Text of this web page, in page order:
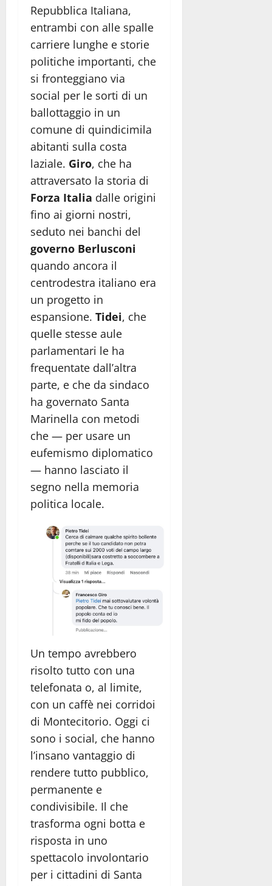
Repubblica Italiana,
entrambi con alle spalle
carriere lunghe e storie
politiche importanti, che
si fronteggiano via
social per le sorti di un
ballottaggio in un
comune di quindicimila
abitanti sulla costa
laziale. Giro, che ha
attraversato la storia di
Forza Italia dalle origini
fino ai giorni nostri,
seduto nei banchi del
governo Berlusconi
quando ancora il
centrodestra italiano era
un progetto in
espansione. Tidei, che
quelle stesse aule
parlamentari le ha
frequentate dall’altra
parte, e che da sindaco
ha governato Santa
Marinella con metodi
che — per usare un
eufemismo diplomatico
— hanno lasciato il
segno nella memoria
politica locale.
Un tempo avrebbero
risolto tutto con una
telefonata o, al limite,
con un caffè nei corridoi
di Montecitorio. Oggi ci
sono i social, che hanno
l’insano vantaggio di
rendere tutto pubblico,
permanente e
condivisibile. Il che
trasforma ogni botta e
risposta in uno
spettacolo involontario
per i cittadini di Santa